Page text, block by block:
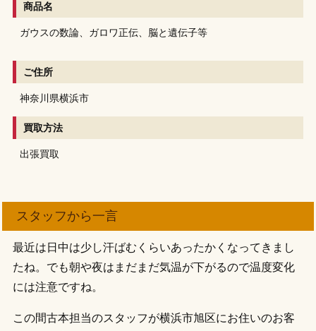
商品名
ガウスの数論、ガロワ正伝、脳と遺伝子等
ご住所
神奈川県横浜市
買取方法
出張買取
スタッフから一言
最近は日中は少し汗ばむくらいあったかくなってきまし
たね。でも朝や夜はまだまだ気温が下がるので温度変化
には注意ですね。
この間古本担当のスタッフが横浜市旭区にお住いのお客